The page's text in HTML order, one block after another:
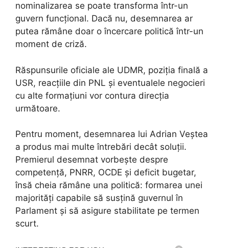
nominalizarea se poate transforma într-un
guvern funcțional. Dacă nu, desemnarea ar
putea rămâne doar o încercare politică într-un
moment de criză.
Răspunsurile oficiale ale UDMR, poziția finală a
USR, reacțiile din PNL și eventualele negocieri
cu alte formațiuni vor contura direcția
următoare.
Pentru moment, desemnarea lui Adrian Veștea
a produs mai multe întrebări decât soluții.
Premierul desemnat vorbește despre
competență, PNRR, OCDE și deficit bugetar,
însă cheia rămâne una politică: formarea unei
majorități capabile să susțină guvernul în
Parlament și să asigure stabilitate pe termen
scurt.